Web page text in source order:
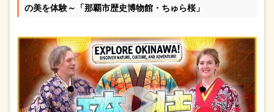
の美を体験～「那覇市歴史博物館・ちゅら桜」